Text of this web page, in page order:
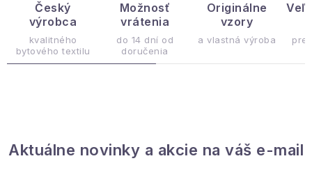
i
k
Český
výrobca
kvalitného
bytového textilu
Možnosť
vrátenia
do 14 dní od
doručenia
Originálne
vzory
a vlastná výroba pre
Aktuálne novinky a akcie na váš e-mail